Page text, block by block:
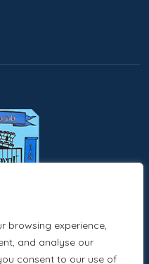
browsing experience,
and analyse our
consent to our use of